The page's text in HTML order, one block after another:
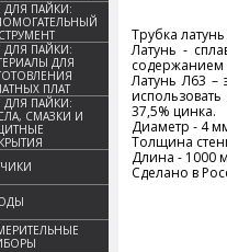
ДЛЯ ПАЙКИ:
ДЛЯ ПАЙКИ:
ДЛЯ
ПЛАТ
ДЛЯ ПАЙКИ:
СМАЗКИ И
Трубка
Латунь -
содержанием
Латунь Л63 –
37,5% цинка.
Диаметр - 4
Толщина
Длина - 1000
Сделано в